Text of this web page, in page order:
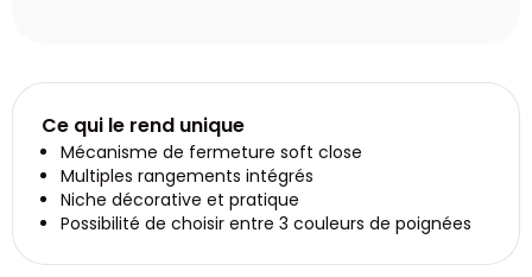
Ce qui le rend unique
Mécanisme de fermeture soft close
Multiples rangements intégrés
Niche décorative et pratique
Possibilité de choisir entre 3 couleurs de poignées